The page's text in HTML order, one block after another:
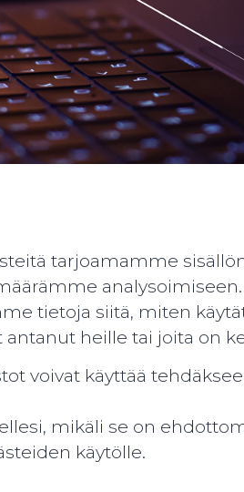
tarjoamamme
tietoja siitä, miten
heille tai joita on
voivat käyttää
mikäli se on
käytölle.